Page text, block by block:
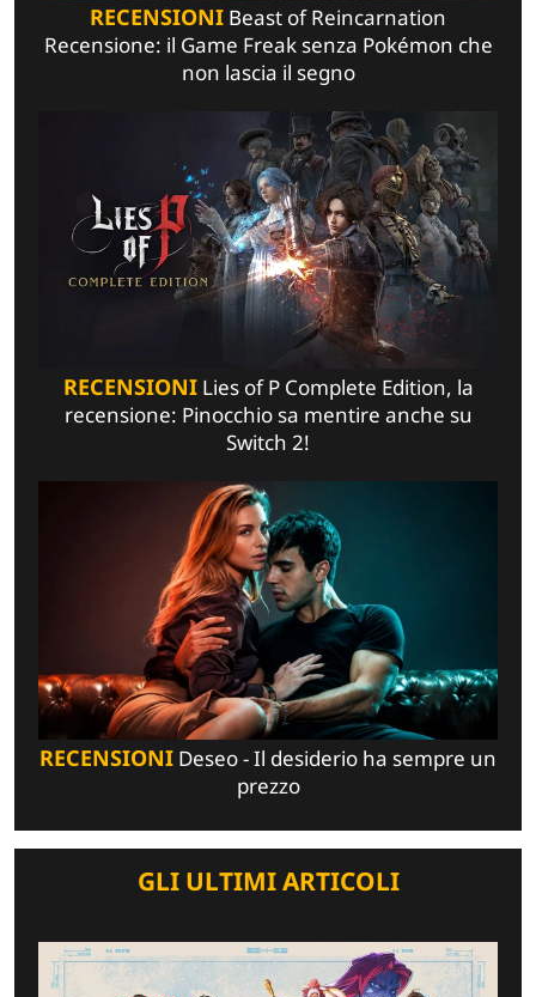
RECENSIONI Beast of Reincarnation
Recensione: il Game Freak senza Pokémon che
non lascia il segno
RECENSIONILies of P Complete Edition, la
recensione: Pinocchio sa mentire anche su
Switch 2!
RECENSIONI Deseo - Il desiderio ha sempre un
prezzo
GLI ULTIMI ARTICOLI